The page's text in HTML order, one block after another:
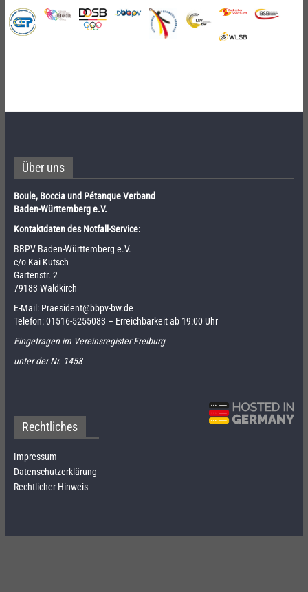
Über uns
Boule, Boccia und Pétanque Verband
Baden-Württemberg e.V.
Kontaktdaten des Notfall-Service:
BBPV Baden-Württemberg e.V.
c/o Kai Kutsch
Gartenstr. 2
79183 Waldkirch
E-Mail: Praesident@bbpv-bw.de
Telefon:01516-5255083 – Erreichbarkeit ab 19:00 Uhr
Eingetragen im Vereinsregister Freiburg
unter der Nr. 1458
Rechtliches
Impressum
Datenschutzerklärung
Rechtlicher Hinweis